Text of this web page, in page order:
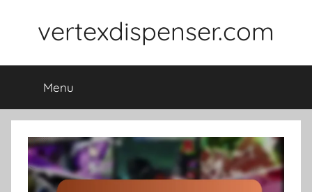
vertexdispenser.com
Menu